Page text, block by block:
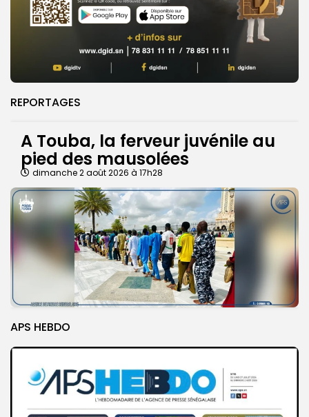
REPORTAGES
A Touba, la ferveur juvénile au
pied des mausolées
dimanche 2 août 2026 à 17h28
APS HEBDO